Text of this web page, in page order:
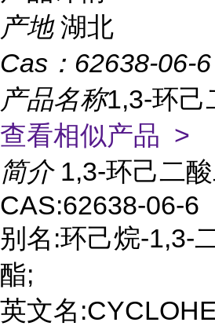
产地 湖北
Cas： 62638-06-6
产品名称1,3-环己
查看相似产品 >
简介 1,3-环己二
CAS:62638-06-6
别名:环己烷-1,3-
酯;
英文名